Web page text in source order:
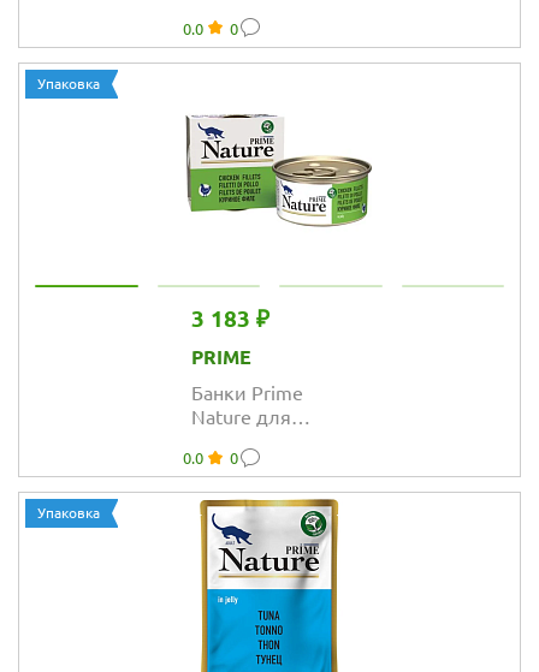
и креветками в
желе
0.0 0
Упаковка
3 183 ₽
PRIME
Банки Prime
Nature для
куриным филе в
желе
0.0 0
Упаковка